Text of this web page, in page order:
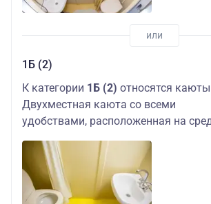
1Б (2)
К категории 1Б (2) относятся
Двухместная каюта со всеми
удобствами, расположенная на